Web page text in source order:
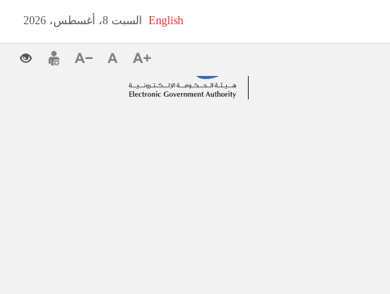
English السبت 8، أغسطس، 2026 ‏portlet غير متاح.‏